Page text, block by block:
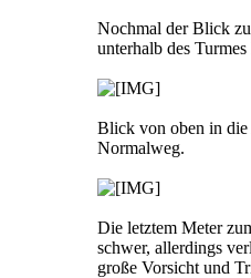
Nochmal der Blick
unterhalb des
Blick von oben in
Normalweg.
Die letztem Meter
schwer, allerdings
große Vorsicht und